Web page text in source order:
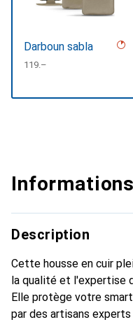
Darboun sabla
CHF
119.–
Description
Cette housse en cuir
la qualité et l'expertise
Elle protège votre
par des artisans